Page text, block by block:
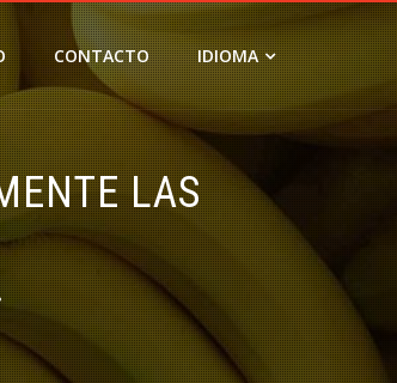
CONTACTO IDIOMA
LAS